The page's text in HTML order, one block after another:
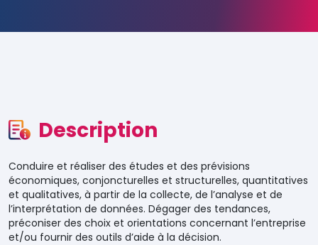
Description
Conduire et réaliser des études et des prévisions
économiques, conjoncturelles et structurelles, quantitatives
et qualitatives, à partir de la collecte, de l’analyse et de
l’interprétation de données. Dégager des tendances,
préconiser des choix et orientations concernant l’entreprise
et/ou fournir des outils d’aide à la décision.